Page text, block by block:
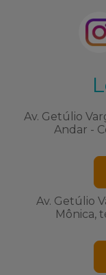
Av. Getúlio
Andar -
Av. Getúlio
Mônica,